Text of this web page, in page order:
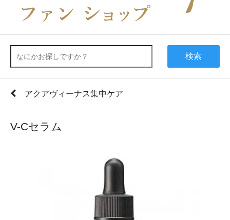
検索
アクアヴィーナス集中ケア
V-Cセラム